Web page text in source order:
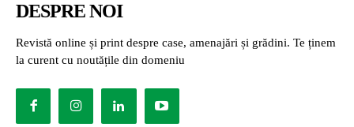
DESPRE NOI
Revistă online și print despre case, amenajări și grădini. Te ținem
la curent cu noutățile din domeniu